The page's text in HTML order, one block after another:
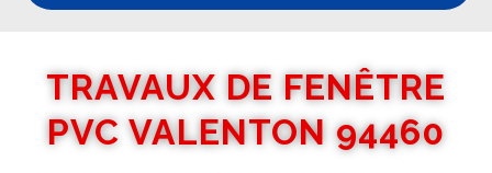
TRAVAUX DE FENÊTRE
PVC VALENTON 94460